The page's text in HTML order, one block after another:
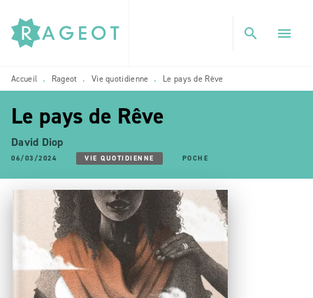
MENU RECHERCHE
PIED DE PAGE
search menu
Accueil • Rageot • Vie quotidienne • Le pays de Rêve
Le pays de Rêve
David Diop
06/03/2024 VIE QUOTIDIENNE POCHE